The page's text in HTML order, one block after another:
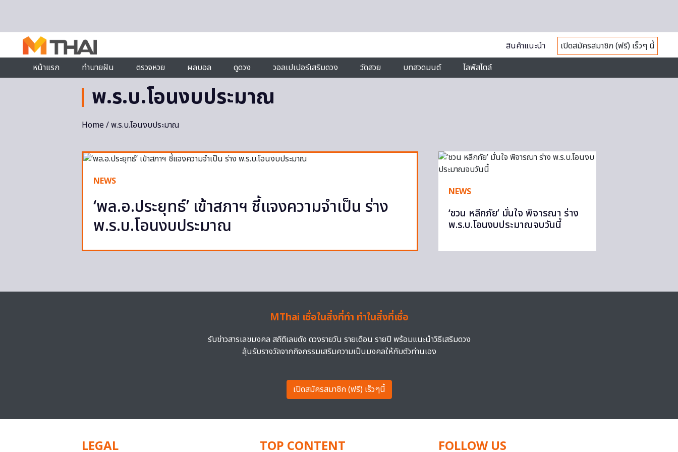
สินค้าแนะนำ
เปิดสมัครสมาชิก (ฟรี) เร็วๆ นี้
หน้าแรก
ทำนายฝัน ตรวจหวย ผลบอล ดูดวง วอลเปเปอร์เสริมดวง วัดสวย บทสวดมนต์ ไลฟ์สไตล์
พ.ร.บ.โอนงบประมาณ
Home/ พ.ร.บ.โอนงบประมาณ
NEWS
‘พล.อ.ประยุทธ์’ เข้าสภาฯ ชี้แจงความจำเป็น ร่าง
พ.ร.บ.โอนงบประมาณ
NEWS
‘ชวน หลีกภัย’ มั่นใจ พิจารณา ร่าง
พ.ร.บ.โอนงบประมาณจบวันนี้
MThai เชื่อในสิ่งที่ทำ ทำในสิ่งที่เชื่อ
รับข่าวสารเลขมงคล สถิติเลขดัง ดวงรายวัน รายเดือน รายปี พร้อมแนะนำวิธีเสริมดวง
ลุ้นรับรางวัลจากกิจกรรมเสริมความเป็นมงคลให้กับตัวท่านเอง
เปิดสมัครสมาชิก (ฟรี) เร็วๆนี้
LEGAL TOP CONTENT FOLLOW US